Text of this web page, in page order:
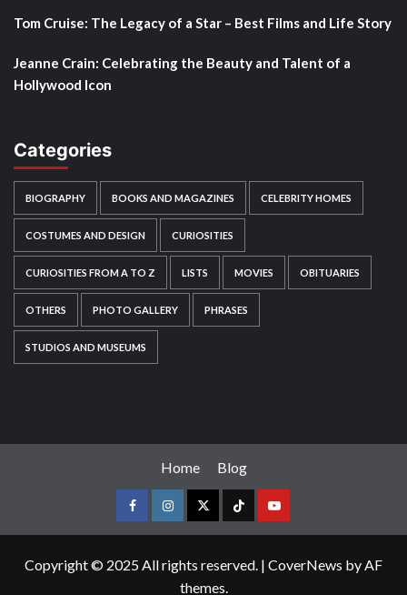
Tom Cruise: The Legacy of a Star – Best Films and Life Story
Jeanne Crain: Celebrating the Beauty and Talent of a
Hollywood Icon
Categories
BIOGRAPHY BOOKS AND MAGAZINES CELEBRITY HOMES
COSTUMES AND DESIGN CURIOSITIES
CURIOSITIES FROM A TO Z LISTS MOVIES OBITUARIES
OTHERS PHOTO GALLERY PHRASES
STUDIOS AND MUSEUMS
Home Blog
Copyright © 2025 All rights reserved. | CoverNews by AF
themes.